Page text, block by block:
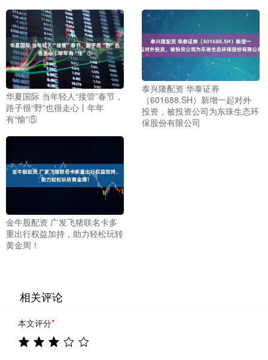
华夏国际 当年轻人“接管”春节，
路子很“野”也很走心丨年年
有“愉”⑤
泰兴隆配资 华泰证券
（601688.SH）新增一起对外
投资，被投资公司为东珠生态环
保股份有限公司
金牛股配资 广发飞猪联名卡多
重出行权益加持，助力轻松玩转
黄金周！
相关评论
本文评分*